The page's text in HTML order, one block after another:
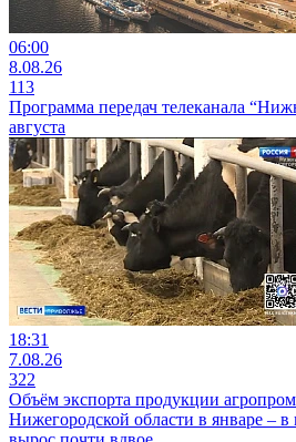
06:00
8.08.26
113
Программа передач телеканала
августа
18:31
7.08.26
322
Объём экспорта продукции
Нижегородской области в январе –